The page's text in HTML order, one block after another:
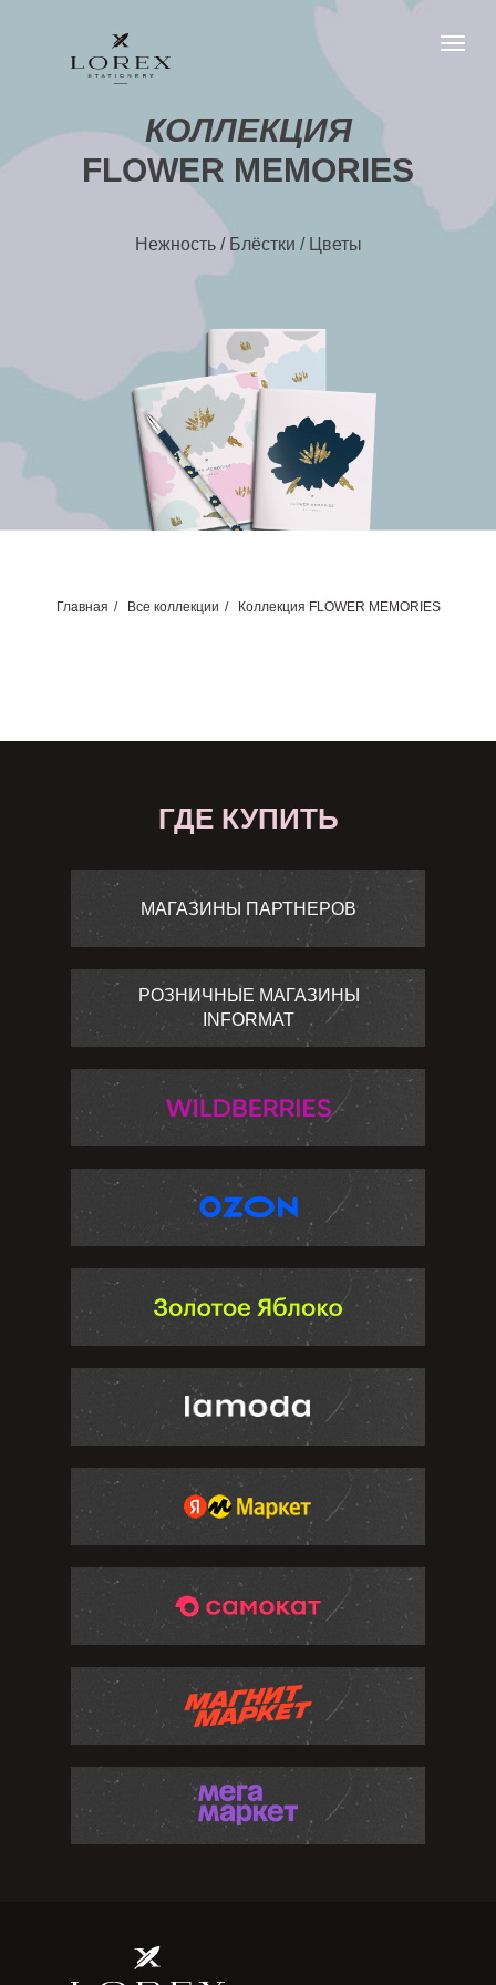
КОЛЛЕКЦИЯ
FLOWER MEMORIES
Нежность / Блёстки / Цветы
Главная / Все коллекции / Коллекция FLOWER MEMORIES
ГДЕ КУПИТЬ
РОЗНИЧНЫЕ МАГАЗИНЫ
INFORMAT
МАГАЗИНЫ ПАРТНЕРОВ